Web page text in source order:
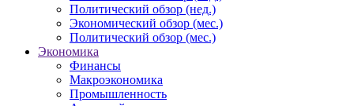
Политический обзор (нед.)
Экономический обзор (мес.)
Политический обзор (мес.)
Экономика
Финансы
Макроэкономика
Промышленность